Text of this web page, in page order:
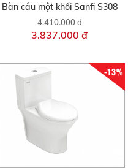
Bàn cầu một khối Sanfi S308
4.410.000 đ
3.837.000 đ
-13%